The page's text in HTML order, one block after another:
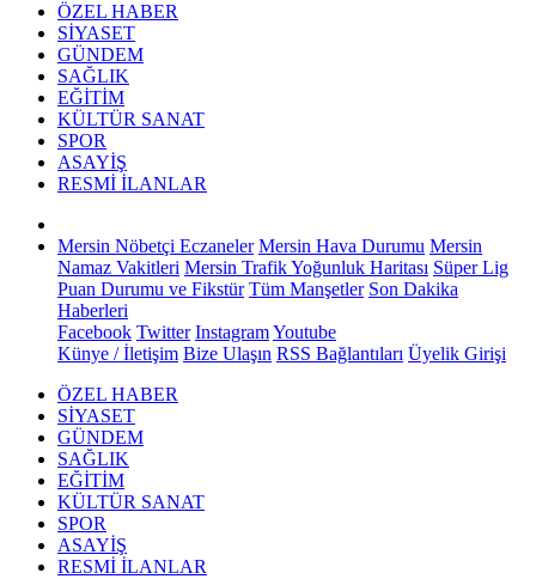
ÖZEL HABER
SİYASET
GÜNDEM
SAĞLIK
EĞİTİM
KÜLTÜR SANAT
SPOR
ASAYİŞ
RESMİ İLANLAR
Mersin Nöbetçi Eczaneler Mersin Hava Durumu Mersin
Namaz Vakitleri Mersin Trafik Yoğunluk Haritası Süper Lig
Puan Durumu ve Fikstür Tüm Manşetler Son Dakika
Haberleri
Facebook Twitter InstagramYoutube
Künye / İletişim Bize Ulaşın RSS Bağlantıları Üyelik Girişi
ÖZEL HABER
SİYASET
GÜNDEM
SAĞLIK
EĞİTİM
KÜLTÜR SANAT
SPOR
ASAYİŞ
RESMİ İLANLAR